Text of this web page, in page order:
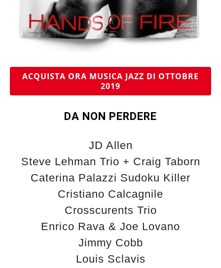
ACQUISTA ORA MUSICA JAZZ DI OTTOBRE
2019
DA NON PERDERE
JD Allen
Steve Lehman Trio + Craig Taborn
Caterina Palazzi Sudoku Killer
Cristiano Calcagnile
Crosscurents Trio
Enrico Rava & Joe Lovano
Jimmy Cobb
Louis Sclavis